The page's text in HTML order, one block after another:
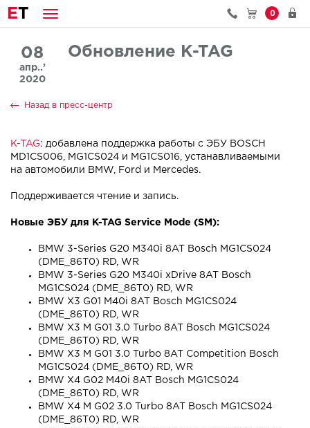
ET 0
08
апр..’
2020
Обновление K-TAG
Назад в пресс-центр
K-TAG: добавлена поддержка работы с ЭБУ BOSCH
MD1CS006, MG1CS024 и MG1CS016, устанавливаемыми
на автомобили BMW, Ford и Mercedes.
Поддерживается чтение и запись.
Новые ЭБУ для K-TAG Service Mode (SM):
BMW 3-Series G20 M340i 8AT Bosch MG1CS024
(DME_86T0) RD, WR
BMW 3-Series G20 M340i xDrive 8AT Bosch
MG1CS024 (DME_86T0) RD, WR
BMW X3 G01 M40i 8AT Bosch MG1CS024
(DME_86T0) RD, WR
BMW X3 M G01 3.0 Turbo 8AT Bosch MG1CS024
(DME_86T0) RD, WR
BMW X3 M G01 3.0 Turbo 8AT Competition Bosch
MG1CS024 (DME_86T0) RD, WR
BMW X4 G02 M40i 8AT Bosch MG1CS024
(DME_86T0) RD, WR
BMW X4 M G02 3.0 Turbo 8AT Bosch MG1CS024
(DME_86T0) RD, WR